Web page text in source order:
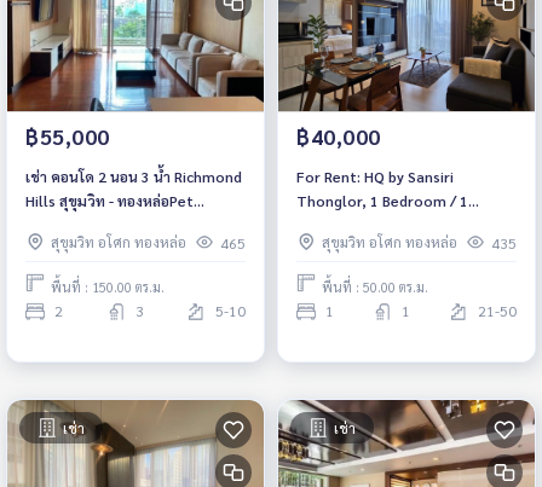
฿55,000
เช่า คอนโด 2 นอน 3 น้ำ Richmond
Hills สุขุมวิท - ทองหล่อPet
55,000 THB
สุขุมวิท อโศก ทองหล่อ 465
พื้นที่ : 150.00 ตร.ม.
2 3 5-10
฿40,000
For Rent: HQ by Sansiri
Thonglor, 1 Bedroom / 1
Balcony /Fully Furnished /Ready
to move in*
สุขุมวิท อโศก ทองหล่อ 435
พื้นที่ : 50.00 ตร.ม.
1 1 21-50
เช่า เช่า